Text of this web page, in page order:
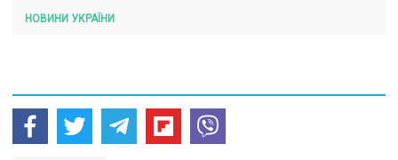
НОВИНИ УКРАЇНИ